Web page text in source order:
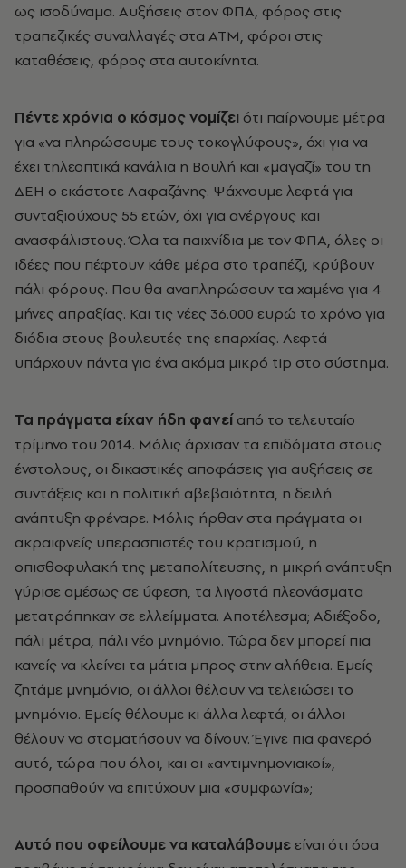
ως ισοδύναμα. Αυξήσεις στον ΦΠΑ, φόρος στις
τραπεζικές συναλλαγές στα ΑΤΜ, φόροι στις
καταθέσεις, φόρος στα αυτοκίνητα.
Πέντε χρόνια ο κόσμος νομίζει ότι παίρνουμε μέτρα
για «να πληρώσουμε τους τοκογλύφους», όχι για να
έχει τηλεοπτικά κανάλια η Βουλή και «μαγαζί» του τη
ΔΕΗ ο εκάστοτε Λαφαζάνης. Ψάχνουμε λεφτά για
συνταξιούχους 55 ετών, όχι για ανέργους και
ανασφάλιστους. Όλα τα παιχνίδια με τον ΦΠΑ, όλες οι
ιδέες που πέφτουν κάθε μέρα στο τραπέζι, κρύβουν
πάλι φόρους. Που θα αναπληρώσουν τα χαμένα για 4
μήνες απραξίας. Και τις νέες 36.000 ευρώ το χρόνο για
διόδια στους βουλευτές της επαρχίας. Λεφτά
υπάρχουν πάντα για ένα ακόμα μικρό tip στο σύστημα.
Τα πράγματα είχαν ήδη φανείαπό το τελευταίο
τρίμηνο του 2014. Μόλις άρχισαν τα επιδόματα στους
ένστολους, οι δικαστικές αποφάσεις για αυξήσεις σε
συντάξεις και η πολιτική αβεβαιότητα, η δειλή
ανάπτυξη φρέναρε. Μόλις ήρθαν στα πράγματα οι
ακραιφνείς υπερασπιστές του κρατισμού, η
οπισθοφυλακή της μεταπολίτευσης, η μικρή ανάπτυξη
γύρισε αμέσως σε ύφεση, τα λιγοστά πλεονάσματα
μετατράπηκαν σε ελλείμματα. Αποτέλεσμα; Αδιέξοδο,
πάλι μέτρα, πάλι νέο μνημόνιο. Τώρα δεν μπορεί πια
κανείς να κλείνει τα μάτια μπρος στην αλήθεια. Εμείς
ζητάμε μνημόνιο, οι άλλοι θέλουν να τελειώσει το
μνημόνιο. Εμείς θέλουμε κι άλλα λεφτά, οι άλλοι
θέλουν να σταματήσουν να δίνουν. Έγινε πια φανερό
αυτό, τώρα που όλοι, και οι «αντιμνημονιακοί»,
προσπαθούν να επιτύχουν μια «συμφωνία»;
Αυτό που οφείλουμε να καταλάβουμε είναι ότι όσα